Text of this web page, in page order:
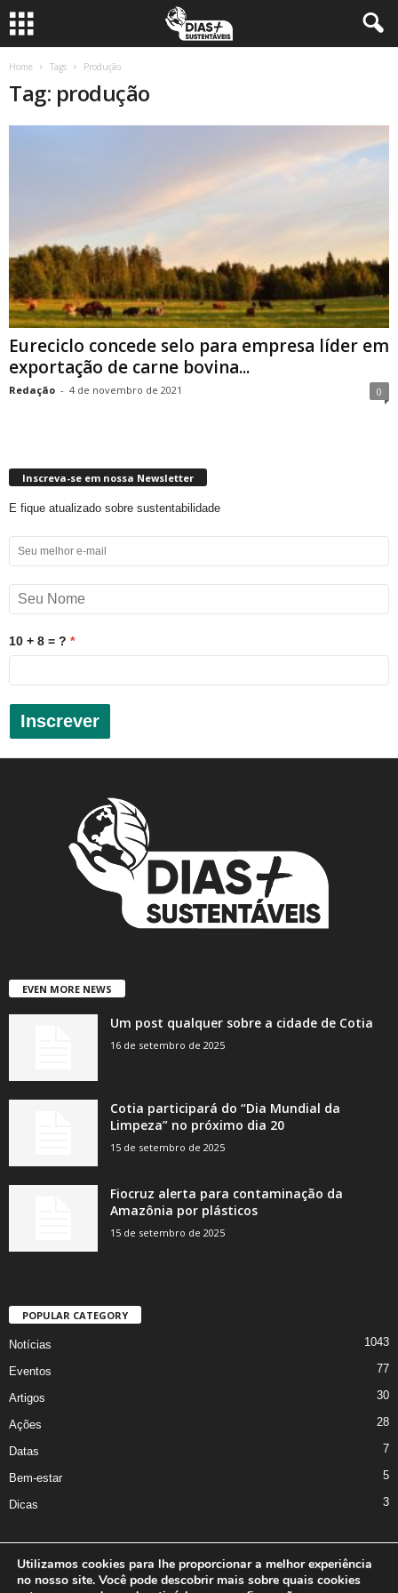
Home Tags Produção
Tag: produção
Eureciclo concede selo para empresa líder em
exportação de carne bovina...
Redação - 4 de novembro de 2021 0
Inscreva-se em nossa Newsletter
E fique atualizado sobre sustentabilidade
10 + 8 = ?
Inscrever
EVEN MORE NEWS
Um post qualquer sobre a cidade de Cotia
16 de setembro de 2025
Cotia participará do “Dia Mundial da
Limpeza” no próximo dia 20
15 de setembro de 2025
Fiocruz alerta para contaminação da
Amazônia por plásticos
15 de setembro de 2025
POPULAR CATEGORY
Notícias 1043
Eventos 77
Artigos 30
Ações 28
Datas 7
Bem-estar 5
Dicas 3
Utilizamos cookies para lhe proporcionar a melhor experiência
no nosso site. Você pode descobrir mais sobre quais cookies